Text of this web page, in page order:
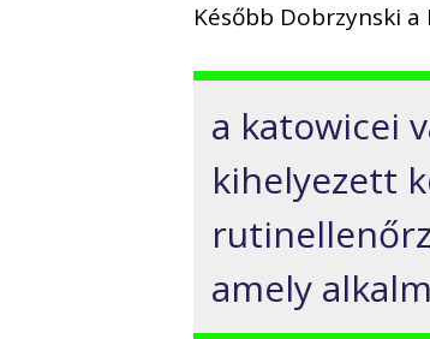
Később Dobrzynski
a katowicei
kihelyezett
amely